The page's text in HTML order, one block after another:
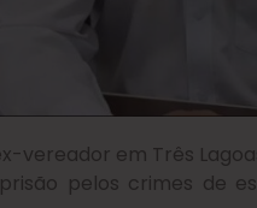
vereador em Três
pelos crimes de